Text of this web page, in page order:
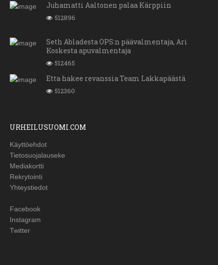
Juhamatti Aaltonen palaa Kärppiin
512896
Seth Abladesta OPS:n päävalmentaja, Ari
Koskesta apuvalmentaja
512465
Etta hakee revanssia Team Lakkapäästä
512360
URHEILUSUOMI.COM
Käyttöehdot
Tietosuojalauseke
Mediakortti
Rekrytointi
Yhteystiedot
Facebook
Instagram
Twitter